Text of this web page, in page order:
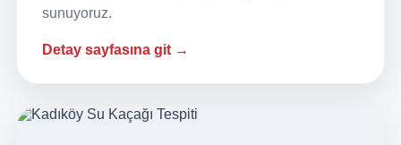
sunuyoruz.
Detay sayfasına git →